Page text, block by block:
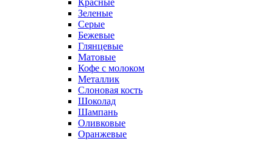
Красные
Зеленые
Серые
Бежевые
Глянцевые
Матовые
Кофе с молоком
Металлик
Слоновая кость
Шоколад
Шампань
Оливковые
Оранжевые